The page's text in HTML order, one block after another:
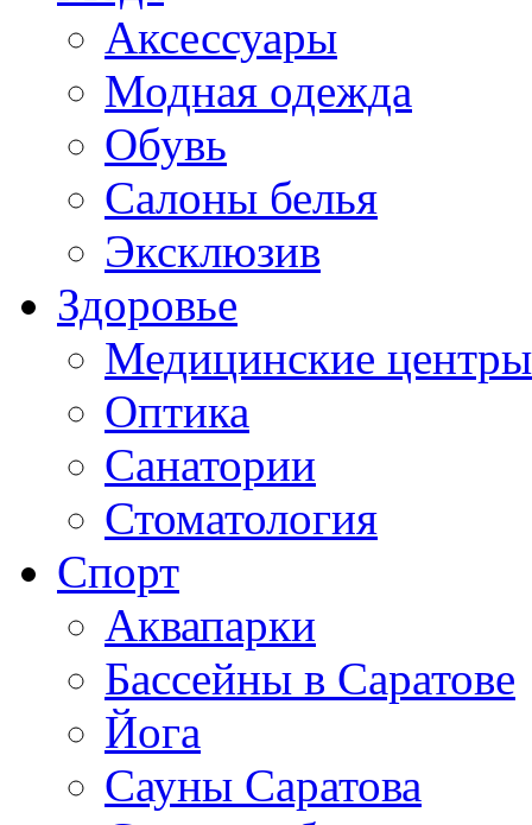
Аксессуары
Модная одежда
Обувь
Салоны белья
Эксклюзив
Здоровье
Медицинские центры
Оптика
Санатории
Стоматология
Спорт
Аквапарки
Бассейны в Саратове
Йога
Сауны Саратова